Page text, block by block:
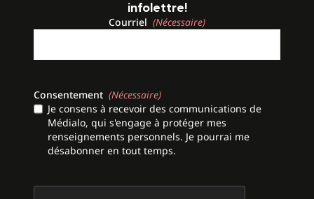
infolettre!
Courriel (Nécessaire)
Consentement (Nécessaire)
Je consens à recevoir des communications de
Médialo, qui s'engage à protéger mes
renseignements personnels. Je pourrai me
désabonner en tout temps.
CAPTCHA